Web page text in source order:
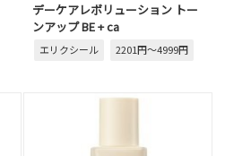
デーケアレボリューション トー
ンアップ BE + ca
エリクシール 2201円～4999円